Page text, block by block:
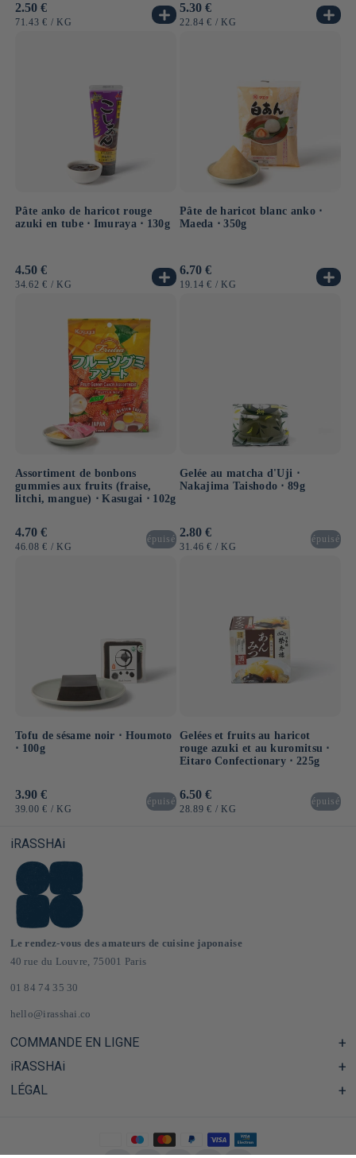
Prix
habituel
2.50 €
PRIX
71.43 € / PAR
KG
Prix
habituel
5.30 €
PRIX
22.84 € / PAR
KG
Pâte anko de haricot rouge
azuki en tube ⋅ Imuraya ⋅ 130g
Prix
habituel
4.50 €
PRIX
34.62 € / PAR
KG
Pâte de haricot blanc anko ⋅
Maeda ⋅ 350g
Prix
habituel
6.70 €
PRIX
19.14 € / PAR
KG
Assortiment de bonbons
gummies aux fruits (fraise,
litchi, mangue) ⋅ Kasugai ⋅ 102g
Prix
habituel
4.70 €
PRIX
46.08 € / PAR
KG
épuisé
Gelée au matcha d'Uji ⋅
Nakajima Taishodo ⋅ 89g
Prix
habituel
2.80 €
PRIX
31.46 € / PAR
KG
épuisé
Tofu de sésame noir ⋅ Houmoto
⋅ 100g
Prix
habituel
3.90 €
PRIX
39.00 € / PAR
KG
épuisé
Gelées et fruits au haricot
rouge azuki et au kuromitsu ⋅
Eitaro Confectionary ⋅ 225g
Prix
habituel
6.50 €
PRIX
28.89 € / PAR
KG
épuisé
iRASSHAi
Le rendez-vous des amateurs de cuisine japonaise
40 rue du Louvre, 75001 Paris
01 84 74 35 30
hello@irasshai.co
COMMANDE EN LIGNE
Centre d'aide & FAQ
Livraison et frais de port en France & Europe
iRASSHAi
Les horaires du 40 rue du Louvre, Paris
LÉGAL
Politique de confidentialité